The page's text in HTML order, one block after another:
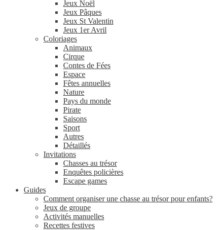
Jeux Noël
Jeux Pâques
Jeux St Valentin
Jeux 1er Avril
Coloriages
Animaux
Cirque
Contes de Fées
Espace
Fêtes annuelles
Nature
Pays du monde
Pirate
Saisons
Sport
Autres
Détaillés
Invitations
Chasses au trésor
Enquêtes policières
Escape games
Guides
Comment organiser une chasse au trésor pour enfants?
Jeux de groupe
Activités manuelles
Recettes festives